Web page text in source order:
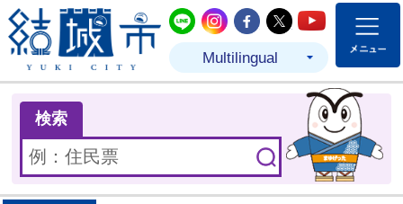
結城市公式LINE
結城市公式Instagram
結城市公式
結城市公式
結城市
Multilingual
検索